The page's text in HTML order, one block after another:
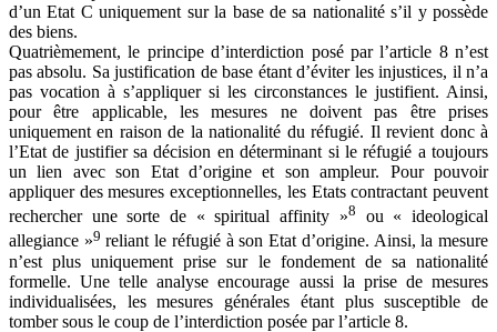
d’un Etat C uniquement sur la base de sa nationalité s’il y possède
des biens.
Quatrièmement, le principe d’interdiction posé par l’article 8 n’est
pas absolu. Sa justification de base étant d’éviter les injustices, il n’a
pas vocation à s’appliquer si les circonstances le justifient. Ainsi,
pour être applicable, les mesures ne doivent pas être prises
uniquement en raison de la nationalité du réfugié. Il revient donc à
l’Etat de justifier sa décision en déterminant si le réfugié a toujours
un lien avec son Etat d’origine et son ampleur. Pour pouvoir
appliquer des mesures exceptionnelles, les Etats contractant peuvent
rechercher une sorte de « spiritual affinity »8
ou « ideological
allegiance »9 reliant le réfugié à son Etat d’origine. Ainsi, la mesure
n’est plus uniquement prise sur le fondement de sa nationalité
formelle. Une telle analyse encourage aussi la prise de mesures
individualisées, les mesures générales étant plus susceptible de
tomber sous le coup de l’interdiction posée par l’article 8.